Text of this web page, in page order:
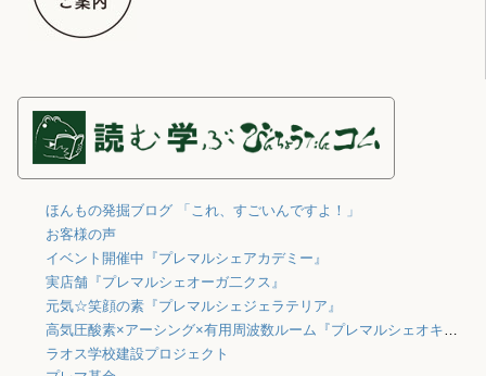
ほんもの発掘ブログ 「これ、すごいんですよ！」
お客様の声
イベント開催中『プレマルシェアカデミー』
実店舗『プレマルシェオーガ二クス』
元気☆笑顔の素『プレマルシェジェラテリア』
ラオス学校建設プロジェクト